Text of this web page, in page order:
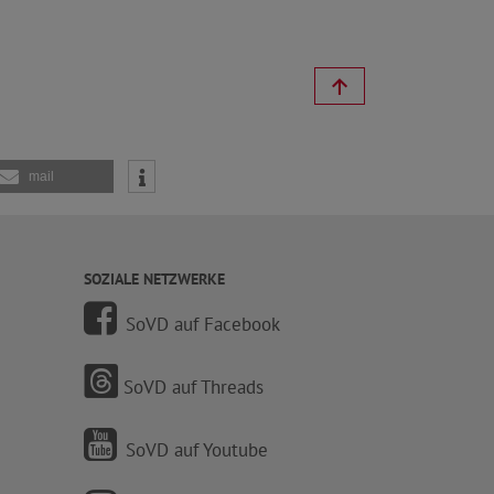
mail
SOZIALE NETZWERKE
SoVD auf Facebook
SoVD auf Threads
SoVD auf Youtube